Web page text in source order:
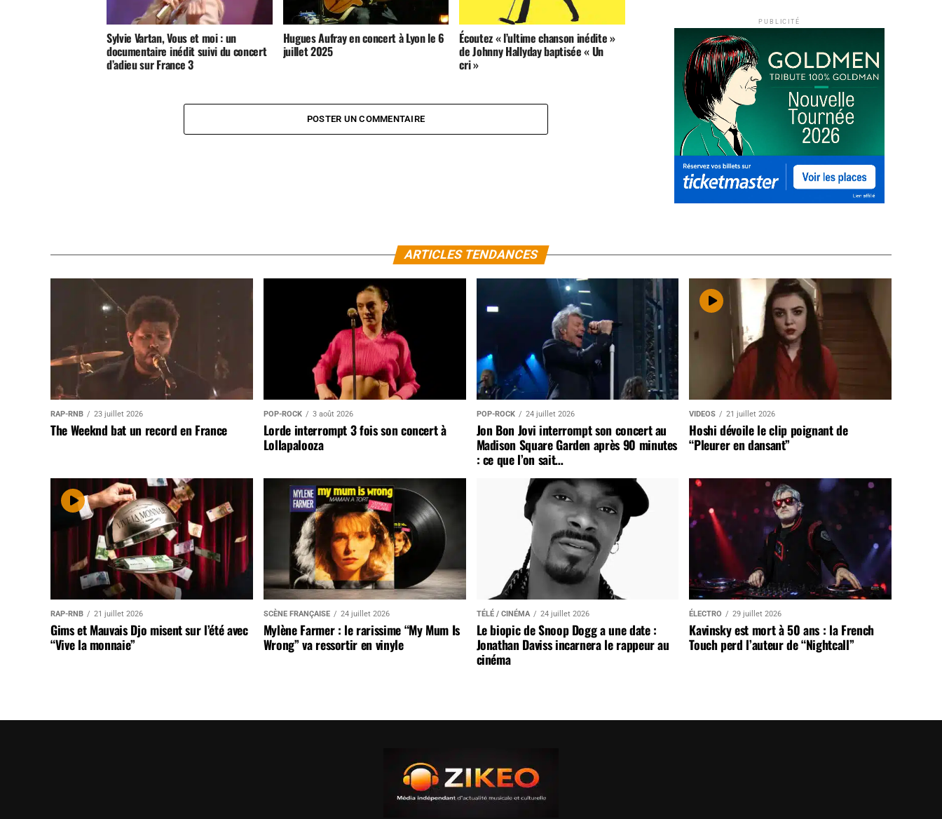
Sylvie Vartan, Vous et moi : un
documentaire inédit suivi du concert
d’adieu sur France 3
Hugues Aufray en concert à Lyon le 6
juillet 2025
Écoutez « l’ultime chanson inédite »
de Johnny Hallyday baptisée « Un
cri »
POSTER UN COMMENTAIRE
PUBLICITÉ
ARTICLES TENDANCES
RAP-RNB 23 juillet 2026
The Weeknd bat un record en France
POP-ROCK 3 août 2026
Lorde interrompt 3 fois son concert à
Lollapalooza
POP-ROCK 24 juillet 2026
Jon Bon Jovi interrompt son concert au
Madison Square Garden après 90 minutes
: ce que l’on sait…
VIDEOS 21 juillet 2026
Hoshi dévoile le clip poignant de
“Pleurer en dansant”
RAP-RNB 21 juillet 2026
Gims et Mauvais Djo misent sur l’été avec
“Vive la monnaie”
SCÈNE FRANÇAISE 24 juillet 2026
Mylène Farmer : le rarissime “My Mum Is
Wrong” va ressortir en vinyle
TÉLÉ / CINÉMA 24 juillet 2026
Le biopic de Snoop Dogg a une date :
Jonathan Daviss incarnera le rappeur au
cinéma
ÉLECTRO 29 juillet 2026
Kavinsky est mort à 50 ans : la French
Touch perd l’auteur de “Nightcall”